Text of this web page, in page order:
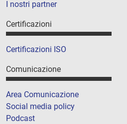
I nostri partner
Certificazioni
Certificazioni ISO
Comunicazione
Area Comunicazione
Social media policy
Podcast